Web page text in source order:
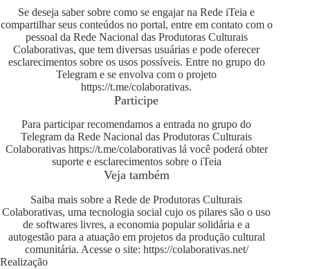
Se deseja saber sobre como se engajar na Rede iTeia e
compartilhar seus conteúdos no portal, entre em contato com o
pessoal da Rede Nacional das Produtoras Culturais
Colaborativas, que tem diversas usuárias e pode oferecer
esclarecimentos sobre os usos possíveis. Entre no grupo do
Telegram e se envolva com o projeto
https://t.me/colaborativas.
Participe
Para participar recomendamos a entrada no grupo do
Telegram da Rede Nacional das Produtoras Culturais
Colaborativas https://t.me/colaborativaslá você poderá obter
suporte e esclarecimentos sobre o iTeia
Veja também
Saiba mais sobre a Rede de Produtoras Culturais
Colaborativas, uma tecnologia social cujo os pilares são o uso
de softwares livres, a economia popular solidária e a
autogestão para a atuação em projetos da produção cultural
comunitária. Acesse o site: https://colaborativas.net/
Realização